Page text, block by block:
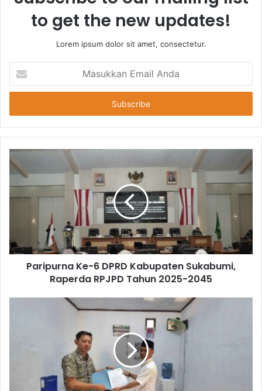
to get the new updates!
Lorem ipsum dolor sit amet, consectetur.
Email
Anda
Paripurna Ke-6 DPRD Kabupaten Sukabumi,
Raperda RPJPD Tahun 2025-2045